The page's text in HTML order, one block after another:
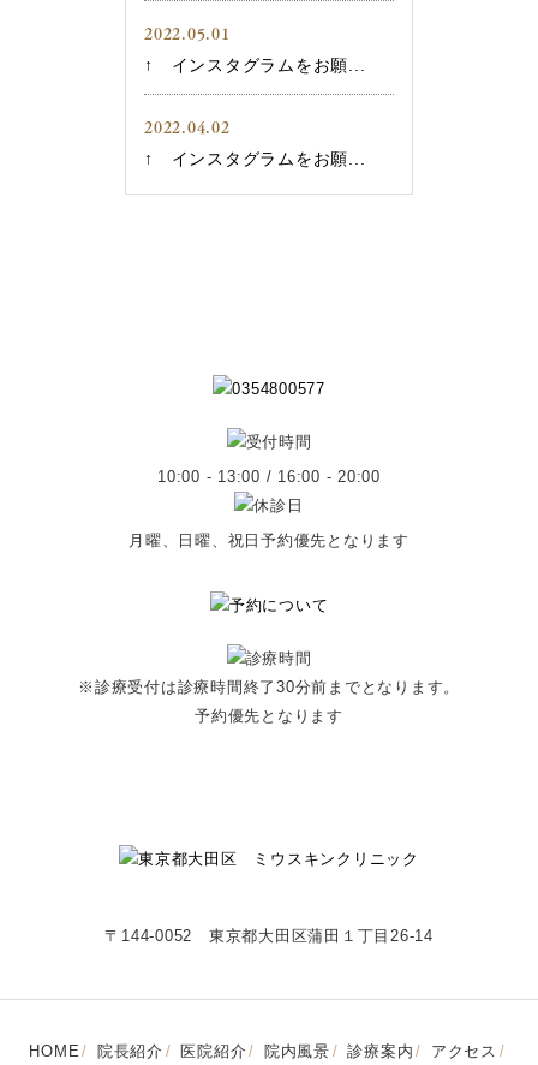
2022.05.01
↑ インスタグラムをお願...
2022.04.02
↑ インスタグラムをお願...
10:00 - 13:00 / 16:00 - 20:00
月曜、日曜、祝日予約優先となります
※診療受付は診療時間終了30分前までとなります。
予約優先となります
〒144-0052 東京都大田区蒲田１丁目26-14
HOME 院長紹介 医院紹介 院内風景 診療案内 アクセス